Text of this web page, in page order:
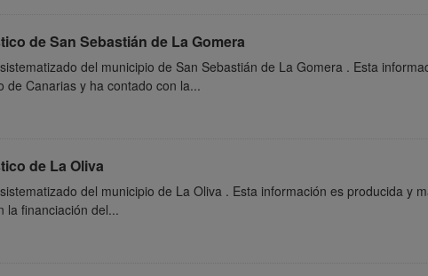
de San Sebastián de La Gomera
del municipio de San Sebastián de La Gomera . Esta
de Canarias y ha contado con la...
de La Oliva
del municipio de La Oliva . Esta información es producida y
la financiación del...